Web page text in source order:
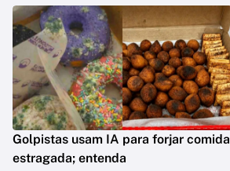
Golpistas usam IA para forjar comida
estragada; entenda